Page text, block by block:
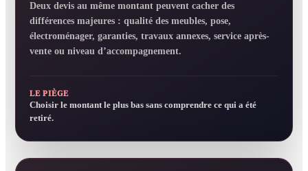
Deux devis au même montant peuvent cacher des
différences majeures : qualité des meubles, pose,
électroménager, garanties, travaux annexes, service après-
vente ou niveau d’accompagnement.
LE PIÈGE
Choisir le montant le plus bas sans comprendre ce qui a été
retiré.